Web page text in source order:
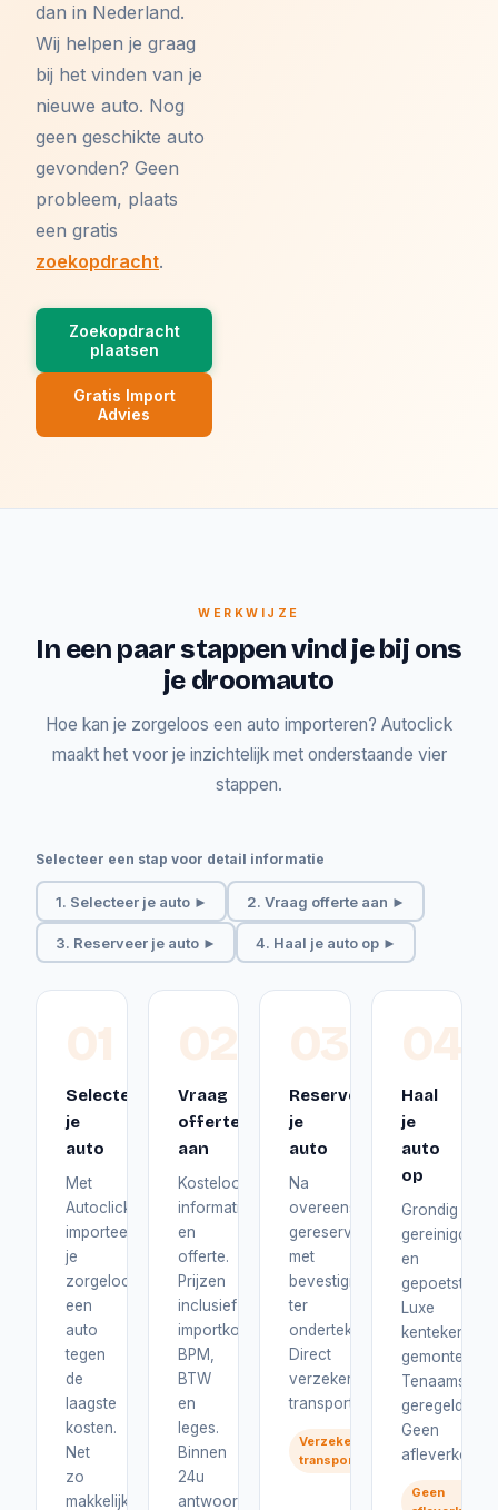
dan in Nederland.
Wij helpen je graag
bij het vinden van je
nieuwe auto. Nog
geen geschikte auto
gevonden? Geen
probleem, plaats
een gratis
zoekopdracht.
Zoekopdracht
plaatsen
Gratis Import
Advies
WERKWIJZE
In een paar stappen vind je bij ons
je droomauto
Hoe kan je zorgeloos een auto importeren? Autoclick
maakt het voor je inzichtelijk met onderstaande vier
stappen.
Selecteer een stap voor detail informatie
1. Selecteer je auto ► 2. Vraag offerte aan ►
3. Reserveer je auto ► 4. Haal je auto op ►
01
Selecteer
je
auto
Met
Autoclick
importeer
je
zorgeloos
een
auto
tegen
de
laagste
kosten.
Net
zo
makkelijk
02
Vraag
offerte
aan
Kosteloos
informatie
en
offerte.
Prijzen
inclusief
importkosten,
BPM,
BTW
en
leges.
Binnen
24u
antwoord.
03
Reserveer
je
auto
Na
overeenstemming
gereserveerd
met
bevestiging
ter
ondertekening.
Direct
verzekerd
transport.
Verzekerd
transport
04
Haal
je
auto
op
Grondig
gereinigd
en
gepoetst.
Luxe
gemonteerd.
geregeld.
Geen
Geen